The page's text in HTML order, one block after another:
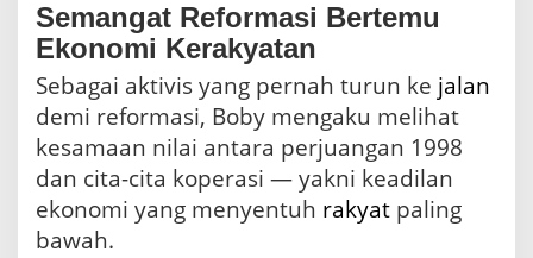
e
n
a
r
Semangat Reformasi Bertemu
Ekonomi Kerakyatan
Sebagai aktivis yang pernah turun ke jalan
demi reformasi, Boby mengaku melihat
kesamaan nilai antara perjuangan 1998
dan cita-cita koperasi — yakni keadilan
ekonomi yang menyentuh rakyat paling
bawah.